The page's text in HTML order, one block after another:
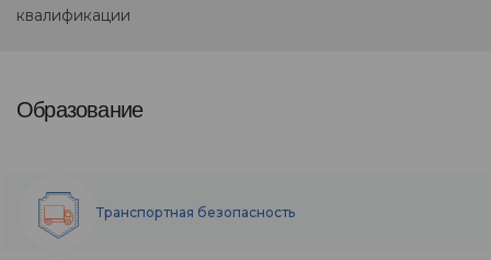
квалификации
Образование
Транспортная безопасность